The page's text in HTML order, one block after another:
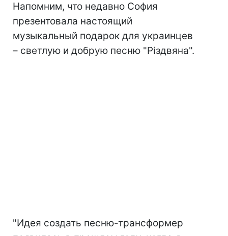
Напомним, что недавно София
презентовала настоящий
музыкальный подарок для украинцев
– светлую и добрую песню "Різдвяна".
"Идея создать песню-трансформер